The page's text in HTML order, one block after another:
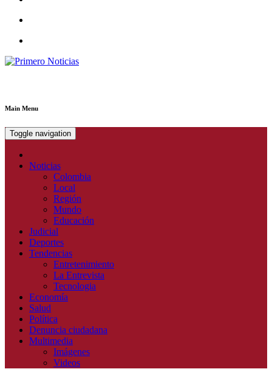
Main Menu
Toggle navigation
Noticias
Colombia
Local
Región
Mundo
Educación
Judicial
Deportes
Tendencias
Entretenimiento
La Entrevista
Tecnologia
Economía
Salud
Política
Denuncia ciudadana
Multimedia
Imágenes
Videos